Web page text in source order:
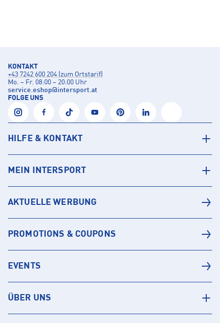
KONTAKT
+43 7242 600 204 (zum Ortstarif)
Mo. – Fr. 08:00 – 20:00 Uhr
service.eshop@intersport.at
FOLGE UNS
HILFE & KONTAKT
MEIN INTERSPORT
AKTUELLE WERBUNG
PROMOTIONS & COUPONS
EVENTS
ÜBER UNS